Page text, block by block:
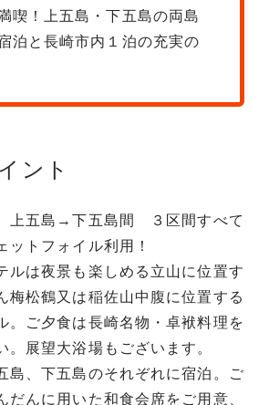
喫！上五島・下五島の両島
泊と長崎市内１泊の充実の
ント
上五島→下五島間 ３区間すべて
ットフォイル利用！
ルは夜景も楽しめる立山に位置す
梅松鶴又は稲佐山中腹に位置する
。ご夕食は長崎名物・卓袱料理を
。展望大浴場もございます。
島、下五島のそれぞれに宿泊。ご
だんに用いた和食会席をご用意、